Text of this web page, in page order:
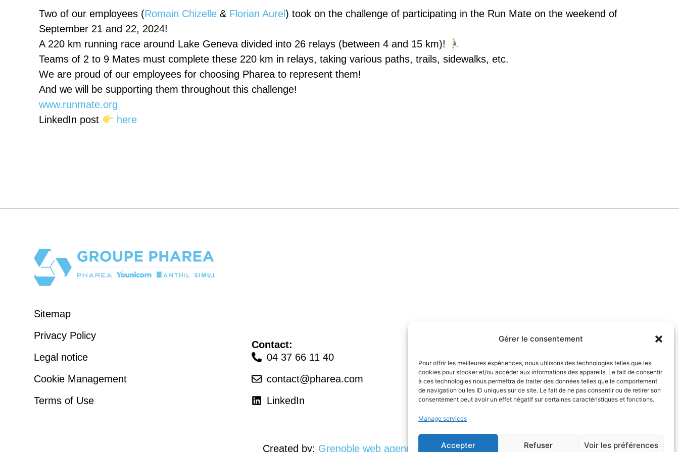
Gérer le consentement
Pour offrir les meilleures expériences, nous utilisons des technologies telles que les
cookies pour stocker et/ou accéder aux informations des appareils. Le fait de consentir
à ces technologies nous permettra de traiter des données telles que le comportement
de navigation ou les ID uniques sur ce site. Le fait de ne pas consentir ou de retirer son
consentement peut avoir un effet négatif sur certaines caractéristiques et fonctions.
Manage services
Accepter Refuser Voir les préférences
Two of our employees (Romain Chizelle & Florian Aurel) took on the challenge of participating in the Run Mate on the weekend of
September 21 and 22, 2024!
A 220 km running race around Lake Geneva divided into 26 relays (between 4 and 15 km)!
Teams of 2 to 9 Mates must complete these 220 km in relays, taking various paths, trails, sidewalks, etc.
We are proud of our employees for choosing Pharea to represent them!
And we will be supporting them throughout this challenge!
www.runmate.org
LinkedIn post
here
Sitemap
Privacy Policy
Legal notice
Cookie Management
Terms of Use
Contact:
04 37 66 11 40
contact@pharea.com
LinkedIn
Les Jardins d’Entreprise,
213 rue de Gerland - Bldg. E
69007 LYON
Created by: Grenoble web agency